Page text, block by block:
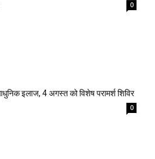
0
इलाज, 4 अगस्त को विशेष परामर्श शिविर
0